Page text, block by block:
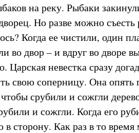
на реку. Рыбаки
Но разве можно
Когда ее чистили, один
во двор – и вдруг во дворе
Царская невестка сразу
свою соперницу. Она опять
срубили и сожгли
и сожгли. Когда его
в сторону. Как раз в то